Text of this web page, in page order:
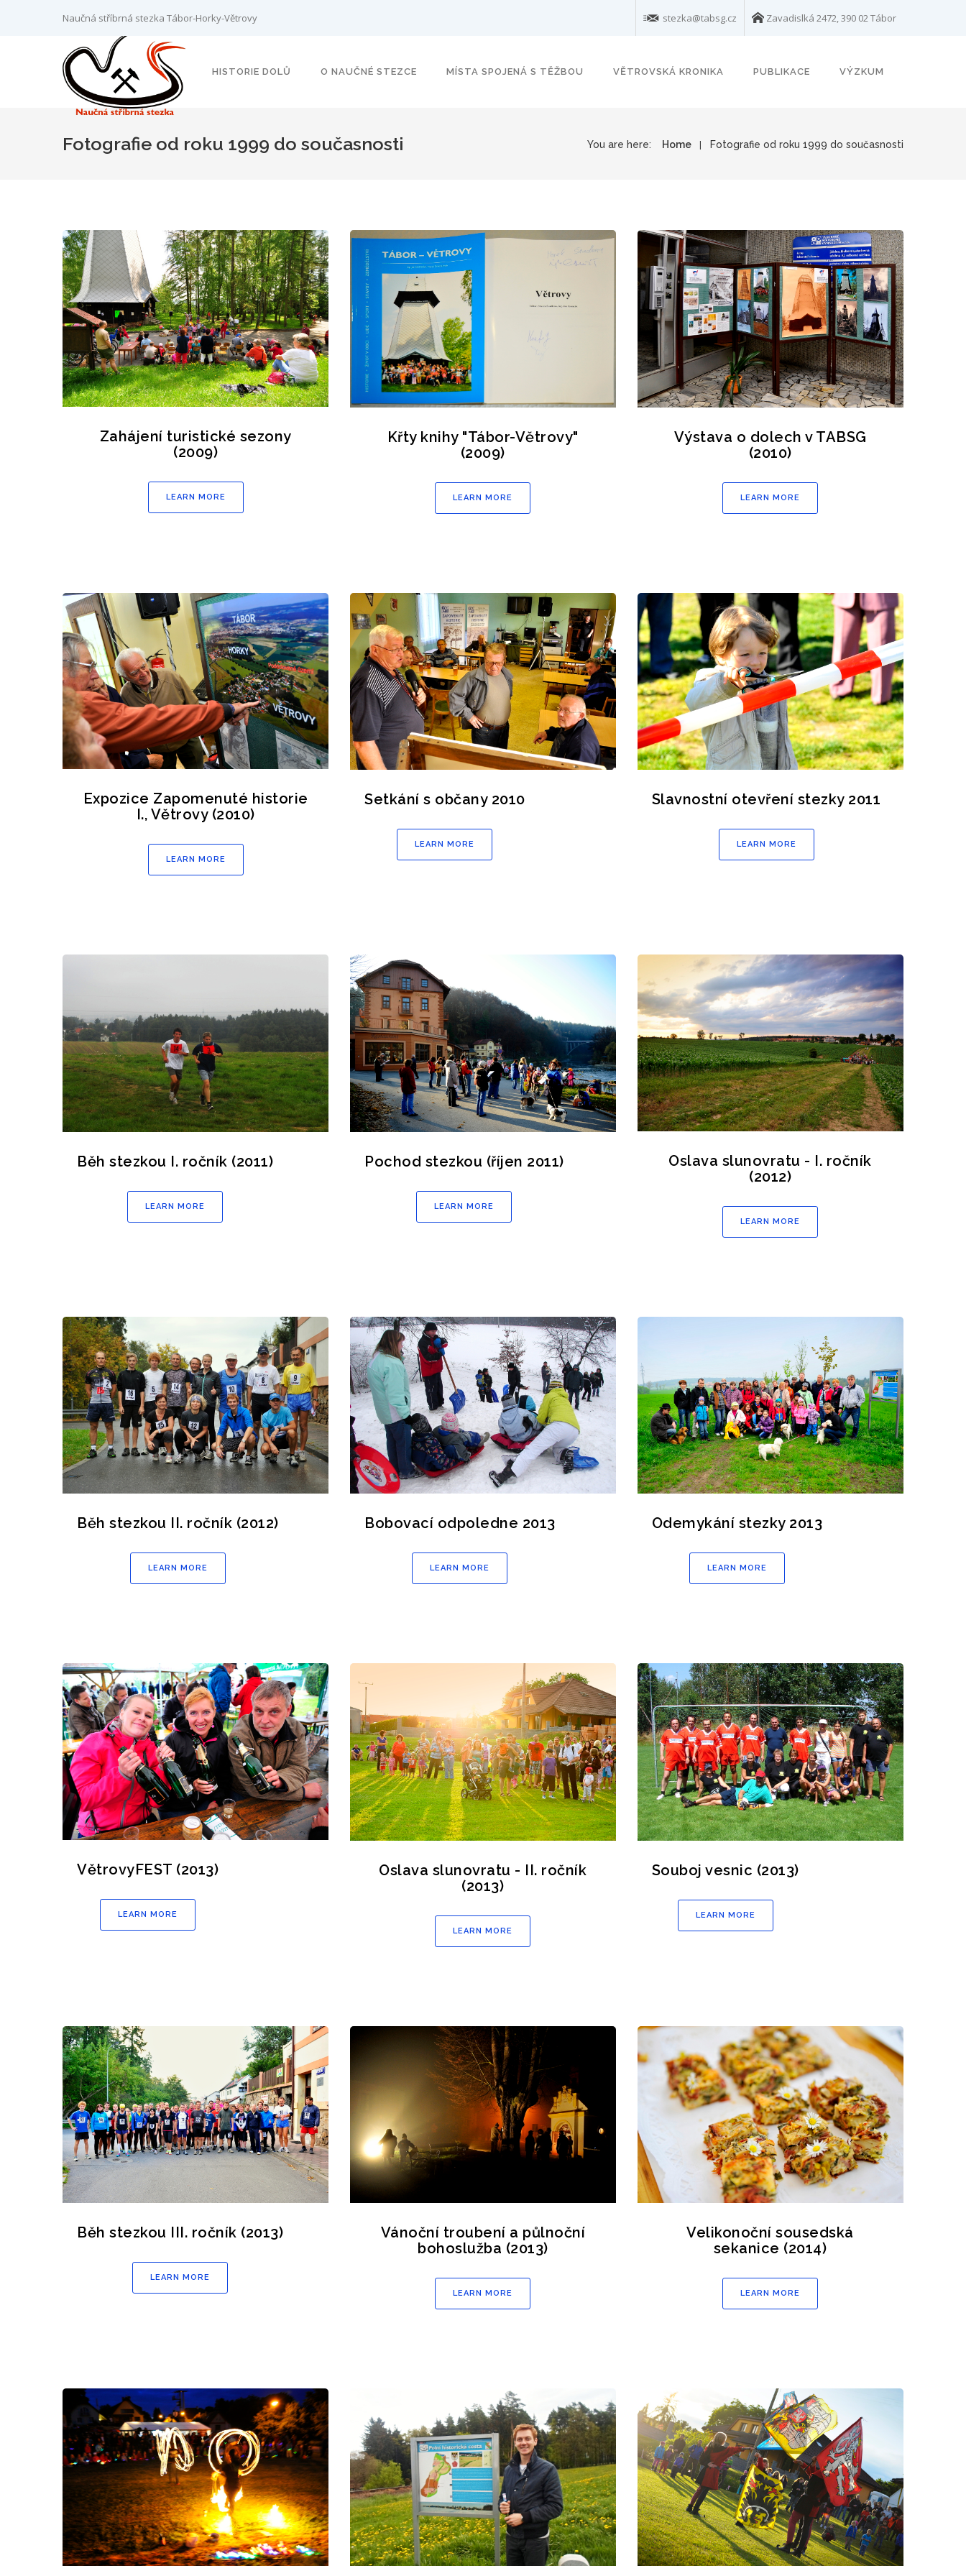
Naučná stříbrná stezka Tábor-Horky-Větrovy stezka@tabsg.cz Zavadislká 2472, 390 02 Tábor
HISTORIE DOLŮ O NAUČNÉ STEZCE MÍSTA SPOJENÁ S TĚŽBOU VĚTROVSKÁ KRONIKA PUBLIKACE VÝZKUM
Fotografie od roku 1999 do současnosti You are here: Home Fotografie od roku 1999 do současnosti
Zahájení turistické sezony
(2009)
LEARN MORE
Křty knihy "Tábor-Větrovy"
(2009)
LEARN MORE
Výstava o dolech v TABSG
(2010)
LEARN MORE
Expozice Zapomenuté historie
I., Větrovy (2010)
LEARN MORE
Setkání s občany 2010
LEARN MORE
Slavnostní otevření stezky 2011
LEARN MORE
Běh stezkou I. ročník (2011)
LEARN MORE
Pochod stezkou (říjen 2011)
LEARN MORE
Oslava slunovratu - I. ročník
(2012)
LEARN MORE
Běh stezkou II. ročník (2012)
LEARN MORE
Bobovací odpoledne 2013
LEARN MORE
Odemykání stezky 2013
LEARN MORE
VětrovyFEST (2013)
LEARN MORE
Oslava slunovratu - II. ročník
(2013)
LEARN MORE
Souboj vesnic (2013)
LEARN MORE
Běh stezkou III. ročník (2013)
LEARN MORE
Vánoční troubení a půlnoční
bohoslužba (2013)
LEARN MORE
Velikonoční sousedská
sekanice (2014)
LEARN MORE